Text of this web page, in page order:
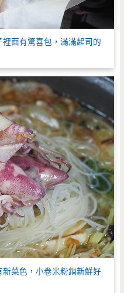
面有驚喜包，滿滿起司的
菜色，小卷米粉鍋新鮮好